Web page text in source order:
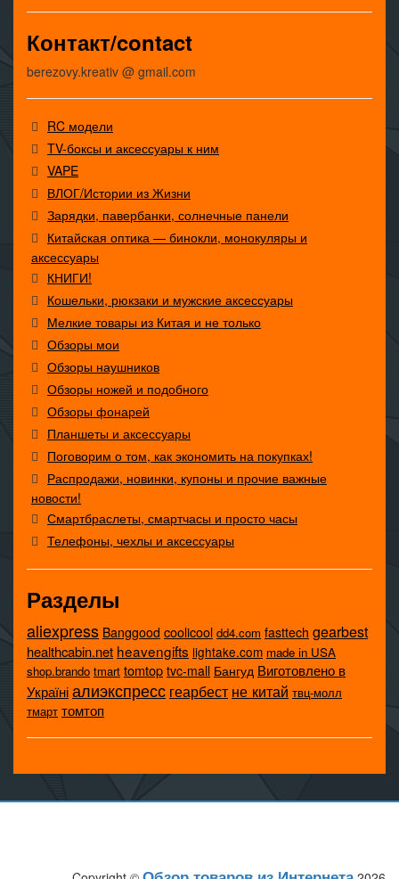
Контакт/contact
berezovy.kreativ @ gmail.com
RC модели
TV-боксы и аксессуары к ним
VAPE
ВЛОГ/Истории из Жизни
Зарядки, павербанки, солнечные панели
Китайская оптика — бинокли, монокуляры и
аксессуары
КНИГИ!
Кошельки, рюкзаки и мужские аксессуары
Мелкие товары из Китая и не только
Обзоры мои
Обзоры наушников
Обзоры ножей и подобного
Обзоры фонарей
Планшеты и аксессуары
Поговорим о том, как экономить на покупках!
Распродажи, новинки, купоны и прочие важные
новости!
Смартбраслеты, смартчасы и просто часы
Телефоны, чехлы и аксессуары
Разделы
aliexpress Banggood coolicool dd4.com fasttech gearbest
healthcabin.net heavengifts lightake.com made in USA
shop.brando tmart tomtop tvc-mall Бангуд Виготовлено в
Україніалиэкспресс геарбест не китай твц-молл
тмарт томтоп